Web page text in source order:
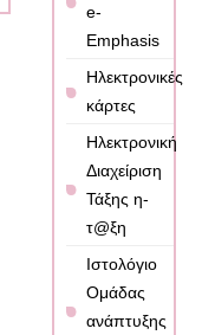
e-
Emphasis
Ηλεκτρονικές
κάρτες
Ηλεκτρονική
Διαχείριση
Τάξης η-
τ@ξη
Ιστολόγιο
Ομάδας
ανάπτυξης